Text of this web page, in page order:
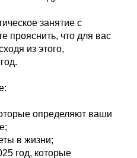
занятие с
прояснить, что для вас
из этого,
определяют ваши
в жизни;
год, которые